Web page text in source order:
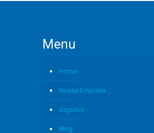
Menu
Home
Nossa Empresa
Seguros
Blog